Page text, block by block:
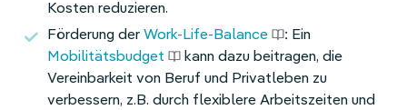
Kosten reduzieren.
Förderung der Work-Life-Balance
: Ein
Mobilitätsbudget
kann dazu beitragen, die
Vereinbarkeit von Beruf und Privatleben zu
verbessern, z.B. durch flexiblere Arbeitszeiten und